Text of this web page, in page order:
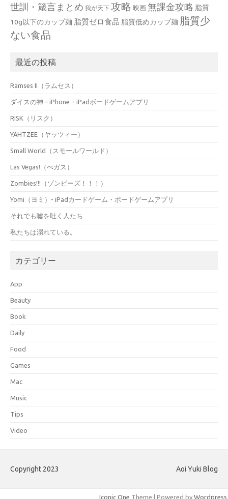
世訓・箴言まとめ 我が天下 攻略 映画 無課金攻略 脂質
10g以下のカップ麺 脂質ゼロ食品 脂質低めカップ麺 脂質少
ない食品
最近の投稿
Ramses II（ラムセス）
ダイスの神 – iPhone・iPadボードゲームアプリ
RISK（リスク）
YAHTZEE（ヤッツィー）
Small World（スモールワールド）
Las Vegas!（べガス）
Zombies!!!（ゾンビーズ！！！）
Yomi（ヨミ）- iPadカードゲーム・ボードゲームアプリ
それでも嘘を吐く人たち
私たちは溺れている。
カテゴリー
App
Beauty
Book
Daily
Food
Games
Mac
Music
Tips
Video
Copyright 2023 Aoi Yuki Blog
Iconic One Theme | Powered by Wordpress